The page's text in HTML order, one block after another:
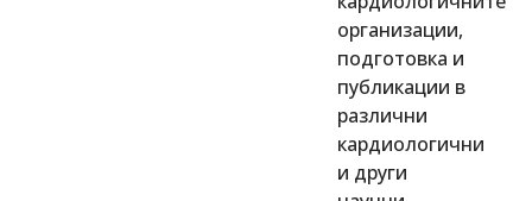
организации,
подготовка и
публикации в
различни
кардиологични
и други